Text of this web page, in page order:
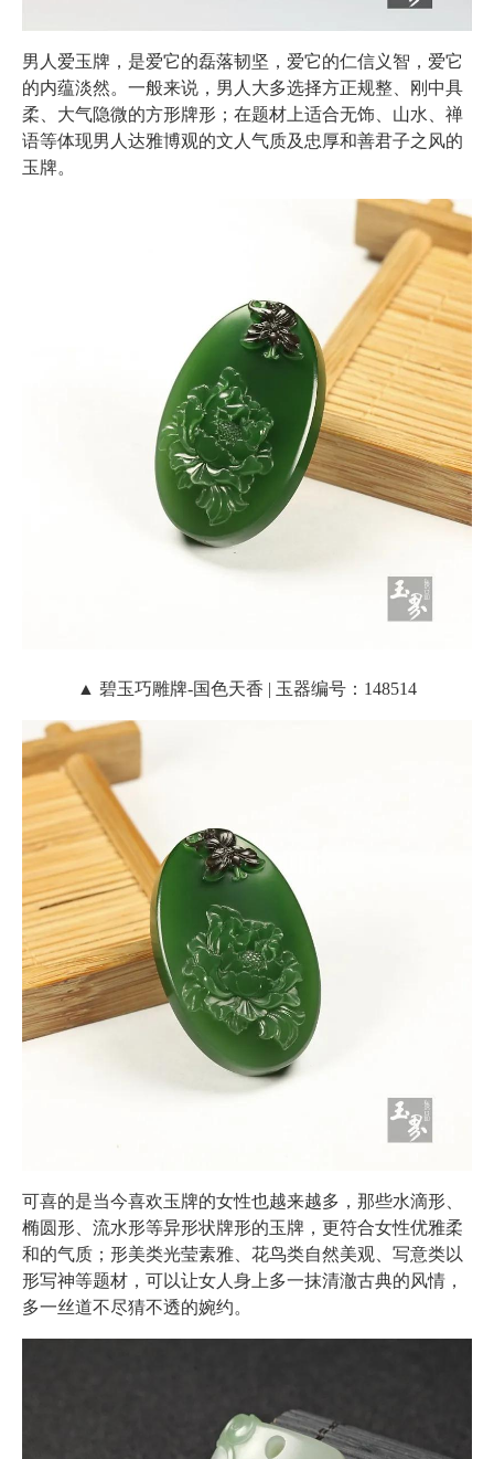
男人爱玉牌，是爱它的磊落韧坚，爱它的仁信义智，爱它
的内蕴淡然。一般来说，男人大多选择方正规整、刚中具
柔、大气隐微的方形牌形；在题材上适合无饰、山水、禅
语等体现男人达雅博观的文人气质及忠厚和善君子之风的
玉牌。
▲ 碧玉巧雕牌-国色天香 | 玉器编号：148514
可喜的是当今喜欢玉牌的女性也越来越多，那些水滴形、
椭圆形、流水形等异形状牌形的玉牌，更符合女性优雅柔
和的气质；形美类光莹素雅、花鸟类自然美观、写意类以
形写神等题材，可以让女人身上多一抹清澈古典的风情，
多一丝道不尽猜不透的婉约。